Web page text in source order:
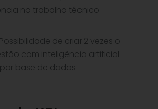
no trabalho técnico
Possibilidade de criar2 vezes o
com inteligência artificial
base de dados